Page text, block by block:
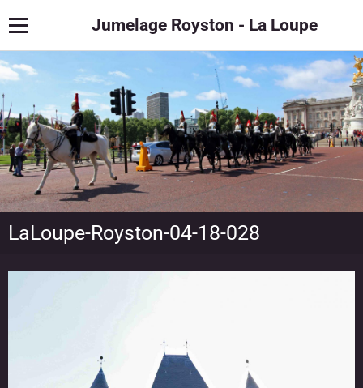
Jumelage Royston - La Loupe
LaLoupe-Royston-04-18-028